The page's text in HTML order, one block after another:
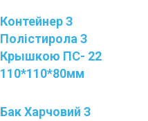
Контейнер З
Полістирола З
Крышкою ПС- 22
110*110*80мм
Бак Харчовий З